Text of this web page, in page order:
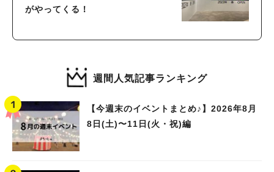
がやってくる！
週間人気記事ランキング
【今週末のイベントまとめ♪】2026年8月
8日(土)〜11日(火・祝)編